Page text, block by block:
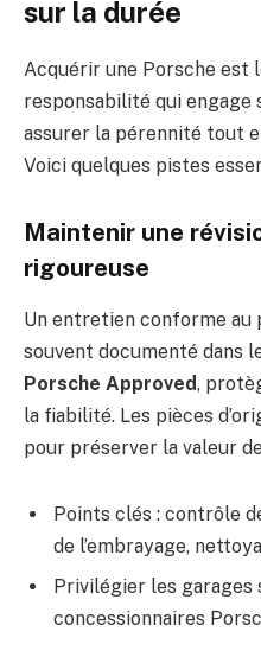
sur la durée
Acquérir une Porsche est
responsabilité qui engage
assurer la pérennité tout
Voici quelques pistes
Maintenir une
rigoureuse
Un entretien conforme
souvent documenté dans
Porsche Approved,
la fiabilité. Les pièces
pour préserver la valeur
Points clés : contrôle
de l’embrayage,
Privilégier les garages
concessionnaires